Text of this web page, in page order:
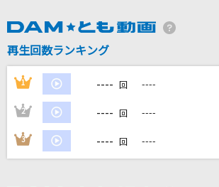
香織・遠藤綾)
瞳をとじて
平井堅
DAMの新曲・ランキングなど
カラオケ最新情報をチェック！
再生回数ランキング
1 ---- 回 ----
2 ---- 回 ----
3 ---- 回 ----